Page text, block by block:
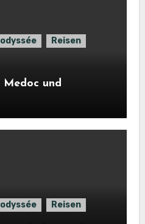
Reisen
Medoc und
Reisen